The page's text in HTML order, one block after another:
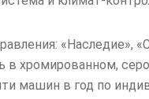
«Наследие»,
хромированном,
машин в год по